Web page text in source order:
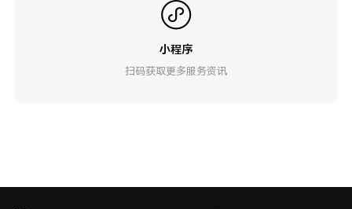
小程序
扫码获取更多服务资讯